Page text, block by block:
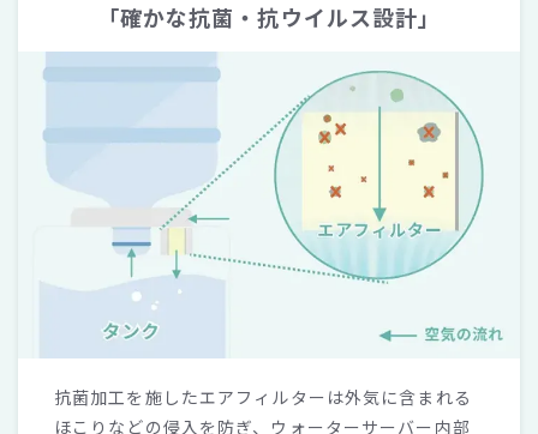
「確かな抗菌・抗ウイルス設計」
抗菌加工を施したエアフィルターは外気に含まれる
ほこりなどの侵入を防ぎ、ウォーターサーバー内部